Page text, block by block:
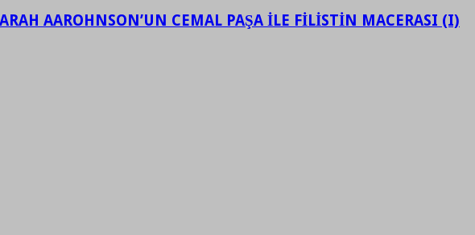
AAROHNSON’UN CEMAL PAŞA İLE FİLİSTİN MACERASI (I)